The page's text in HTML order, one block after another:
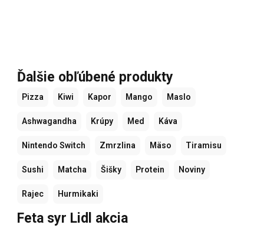
Ďalšie obľúbené produkty
Pizza Kiwi Kapor Mango Maslo
Ashwagandha Krúpy Med Káva
Nintendo Switch Zmrzlina Mäso Tiramisu
Sushi Matcha Šišky Protein Noviny
Rajec Hurmikaki
Feta syr Lidl akcia